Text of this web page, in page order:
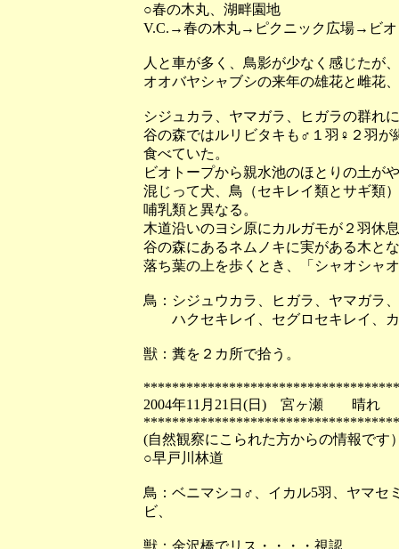
○春の木丸、湖畔園地
V.C.→春の木丸→ピクニック広場→ビ
人と車が多く、鳥影が少なく感じたが
オオバヤシャブシの来年の雄花と雌花
シジュカラ、ヤマガラ、ヒガラの群れ
谷の森ではルリビタキも♂１羽♀２羽が
食べていた。
ビオトープから親水池のほとりの土が
混じって犬、鳥（セキレイ類とサギ類
哺乳類と異なる。
木道沿いのヨシ原にカルガモが２羽休
谷の森にあるネムノキに実がある木と
落ち葉の上を歩くとき、「シャオシャ
鳥：シジュウカラ、ヒガラ、ヤマガラ
ハクセキレイ、セグロセキレイ、カ
獣：糞を２カ所で拾う。
2004年11月21日(日) 宮ヶ瀬 晴れ
(自然観察にこられた方からの情報です
○早戸川林道
鳥：ベニマシコ♂、イカル5羽、ヤマセ
ビ、
獣：金沢橋でリス・・・・視認